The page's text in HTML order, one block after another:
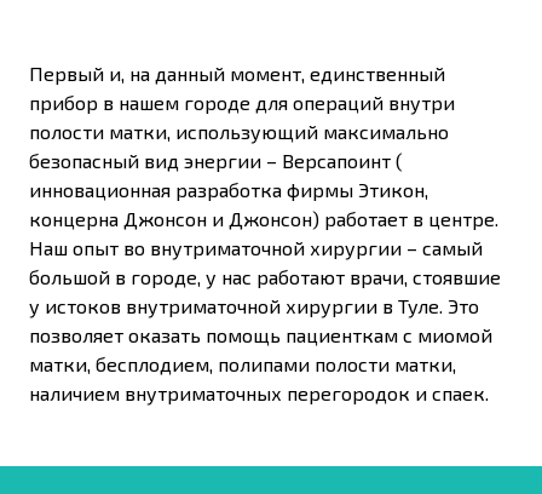
Первый и, на данный момент, единственный
прибор в нашем городе для операций внутри
полости матки, использующий максимально
безопасный вид энергии – Версапоинт (
инновационная разработка фирмы Этикон,
концерна Джонсон и Джонсон) работает в центре.
Наш опыт во внутриматочной хирургии – самый
большой в городе, у нас работают врачи, стоявшие
у истоков внутриматочной хирургии в Туле. Это
позволяет оказать помощь пациенткам с миомой
матки, бесплодием, полипами полости матки,
наличием внутриматочных перегородок и спаек.